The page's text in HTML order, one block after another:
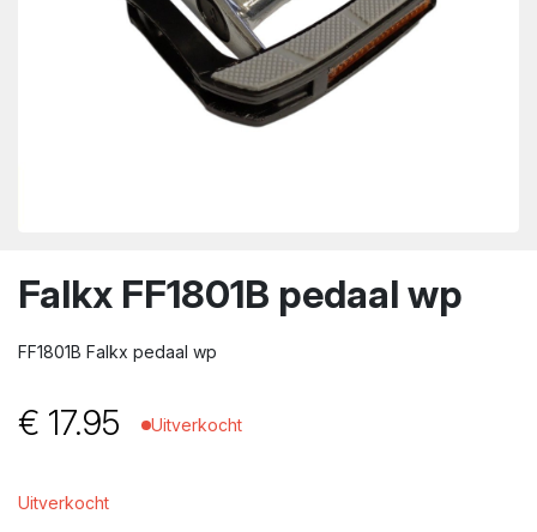
Falkx FF1801B pedaal wp
FF1801B Falkx pedaal wp
€ 17.95 Uitverkocht
Uitverkocht